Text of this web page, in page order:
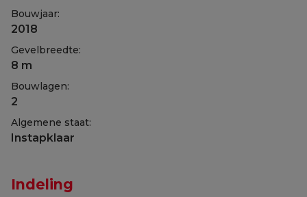
Bouwjaar:
2018
Gevelbreedte:
8 m
Bouwlagen:
2
Algemene staat:
Instapklaar
Indeling